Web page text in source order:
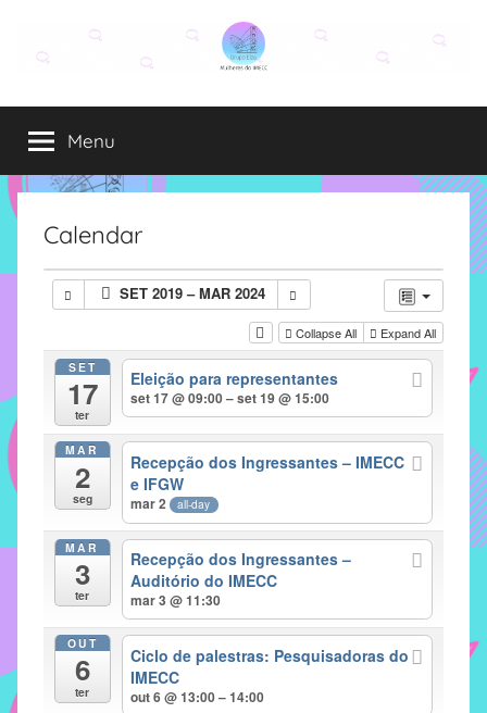
conteúdo
Grupo
Elza
Elza
é
formado
alunas,
funcionárias
IMECC
tem
como
atribuição
implementar
mecanismos
proporcionem
fortalecimento
Menu
Calendar
SET 2019 – MAR 2024
Collapse All Expand All
SET
17
ter
Eleição para representantes
set 17 @ 09:00 – set 19 @ 15:00
MAR
2
seg
Recepção dos Ingressantes – IMECC
e IFGW
mar 2 all-day
MAR
3
ter
Recepção dos Ingressantes –
Auditório do IMECC
mar 3 @ 11:30
OUT
6
ter
Ciclo de palestras: Pesquisadoras do
IMECC
out 6 @ 13:00 – 14:00